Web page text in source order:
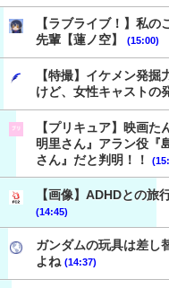
【ラブライブ！】私
先輩【蓮ノ空】
(15:00)
【特撮】イケメン発掘
けど、女性キャストの
【プリキュア】映画
明里さん』アラン役『
さん』だと判明！！
【画像】ADHDとの
(14:45)
ガンダムの玩具は差し
よね (14:37)